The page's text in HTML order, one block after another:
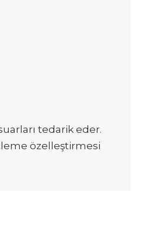
tedarik eder.
özelleştirmesi